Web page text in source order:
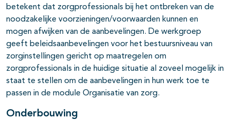
betekent dat zorgprofessionals bij het ontbreken van de
noodzakelijke voorzieningen/voorwaarden kunnen en
mogen afwijken van de aanbevelingen. De werkgroep
geeft beleidsaanbevelingen voor het bestuursniveau van
zorginstellingen gericht op maatregelen om
zorgprofessionals in de huidige situatie al zoveel mogelijk in
staat te stellen om de aanbevelingen in hun werk toe te
passen in de module Organisatie van zorg.
Onderbouwing